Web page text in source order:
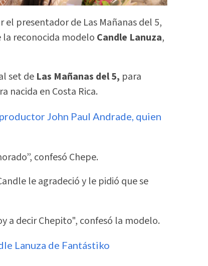
presentador de Las Mañanas del 5,
la reconocida modelo Candle Lanuza,
set de Las Mañanas del 5, para
nacida en Costa Rica.
John Paul Andrade, quien
confesó Chepe.
le agradeció y le pidió que se
a decir Chepito", confesó la modelo.
Lanuza de Fantástiko